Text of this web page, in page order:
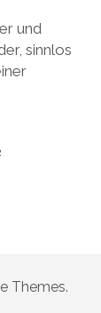
und
sinnlos
Themes.